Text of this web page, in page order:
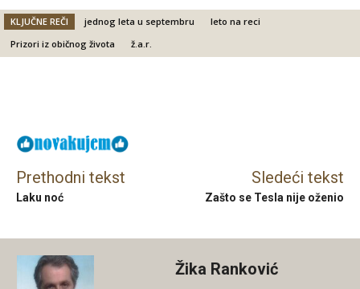
KLJUČNE REČI jednog leta u septembru
leto na reci
Prizori iz običnog života
ž.a.r.
Prethodni tekst
Laku noć
Sledeći tekst
Zašto se Tesla nije oženio
Žika Ranković